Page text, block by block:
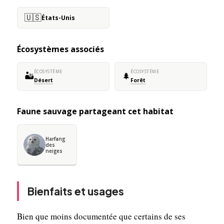
🇺🇸États-Unis
Écosystèmes associés
🏜️ÉCOSYSTÈME
Désert 🌲 ÉCOSYSTÈME
Forêt
Faune sauvage partageant cet habitat
Harfang
des
neiges
Bienfaits et usages
Bien que moins documentée que certains de ses